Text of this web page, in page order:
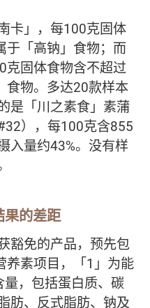
卡」，每100克固体
于「高钠」食物；而
克固体食物含不超过
食物。多达20款样本
是「川之素食」素蒲
），每100克含855
入量约43%。没有样
果的差距
豁免的产品，预先包
养素项目，「1」为能
，包括蛋白质、碳
肪、反式脂肪、钠及